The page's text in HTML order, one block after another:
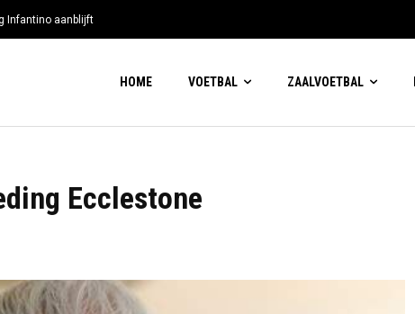
Infantino aanblijft
HOME VOETBAL ZAALVOETBAL
Ecclestone